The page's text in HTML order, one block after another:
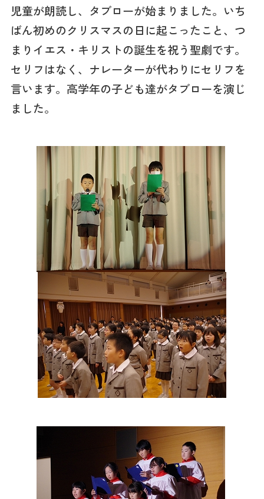
児童が朗読し、タブローが始まりました。いち
ばん初めのクリスマスの日に起こったこと、つ
まりイエス・キリストの誕生を祝う聖劇です。
セリフはなく、ナレーターが代わりにセリフを
言います。高学年の子ども達がタブローを演じ
ました。